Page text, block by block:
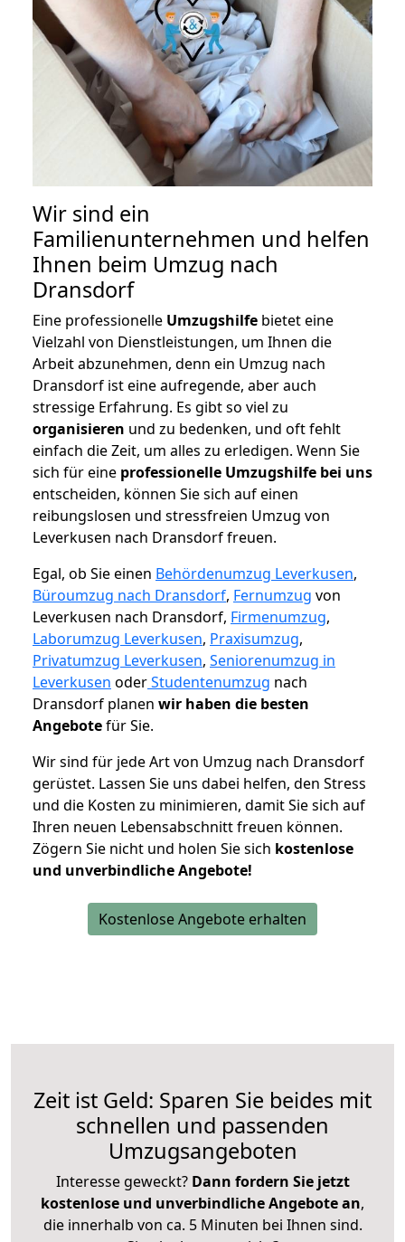
Wir sind ein
Familienunternehmen und helfen
Ihnen beim Umzug nach
Dransdorf
Eine professionelle Umzugshilfe bietet eine
Vielzahl von Dienstleistungen, um Ihnen die
Arbeit abzunehmen, denn ein Umzug nach
Dransdorf ist eine aufregende, aber auch
stressige Erfahrung. Es gibt so viel zu
organisieren und zu bedenken, und oft fehlt
einfach die Zeit, um alles zu erledigen. Wenn Sie
sich für eine professionelle Umzugshilfe bei uns
entscheiden, können Sie sich auf einen
reibungslosen und stressfreien Umzug von
Leverkusen nach Dransdorf freuen.
Egal, ob Sie einen Behördenumzug Leverkusen,
Büroumzug nach Dransdorf, Fernumzug von
Leverkusen nach Dransdorf, Firmenumzug,
Laborumzug Leverkusen, Praxisumzug,
Privatumzug Leverkusen, Seniorenumzug in
Leverkusen oderStudentenumzug nach
Dransdorf planen wir haben die besten
Angebotefür Sie.
Wir sind für jede Art von Umzug nach Dransdorf
gerüstet. Lassen Sie uns dabei helfen, den Stress
und die Kosten zu minimieren, damit Sie sich auf
Ihren neuen Lebensabschnitt freuen können.
Zögern Sie nicht und holen Sie sich kostenlose
und unverbindliche Angebote!
Kostenlose Angebote erhalten
Zeit ist Geld: Sparen Sie beides mit
schnellen und passenden
Umzugsangeboten
Interesse geweckt? Dann fordern Sie jetzt
kostenlose und unverbindliche Angebote an,
die innerhalb von ca. 5 Minuten bei Ihnen sind.